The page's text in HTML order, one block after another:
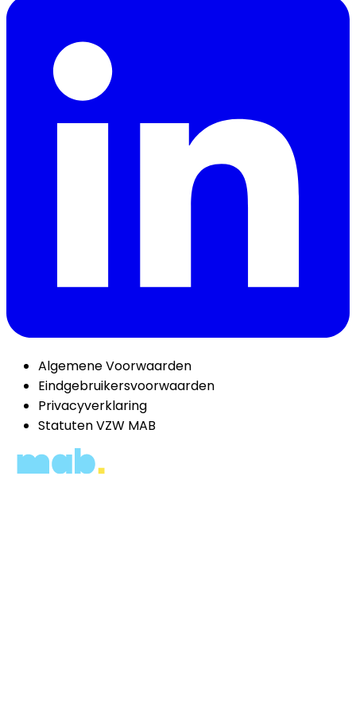
Algemene Voorwaarden
Eindgebruikersvoorwaarden
Privacyverklaring
Statuten VZW MAB